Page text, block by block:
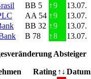
BB 5 ↑9
13.07.
AA 54 ↑9
13.07.
BB 32 ↑9
13.07.
B 78 ↑8 13.07.
Absteiger
Rating ↑↓ Datum